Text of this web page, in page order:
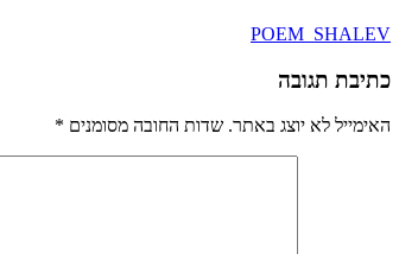
POEM_SHALEV
כתיבת תגובה
האימייל לא יוצג באתר. שדות החובה מסומנים *